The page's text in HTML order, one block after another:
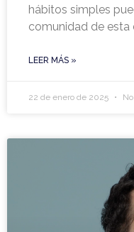
hábitos simples
comunidad de esta
LEER MÁS »
22 de enero de 2025